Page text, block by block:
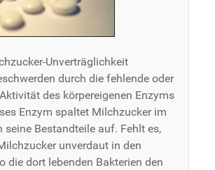
Unverträglichkeit
durch die fehlende oder
des körpereigenen Enzyms
Enzym spaltet Milchzucker im
seine Bestandteile auf. Fehlt es,
unverdaut in den
die dort lebenden Bakterien den